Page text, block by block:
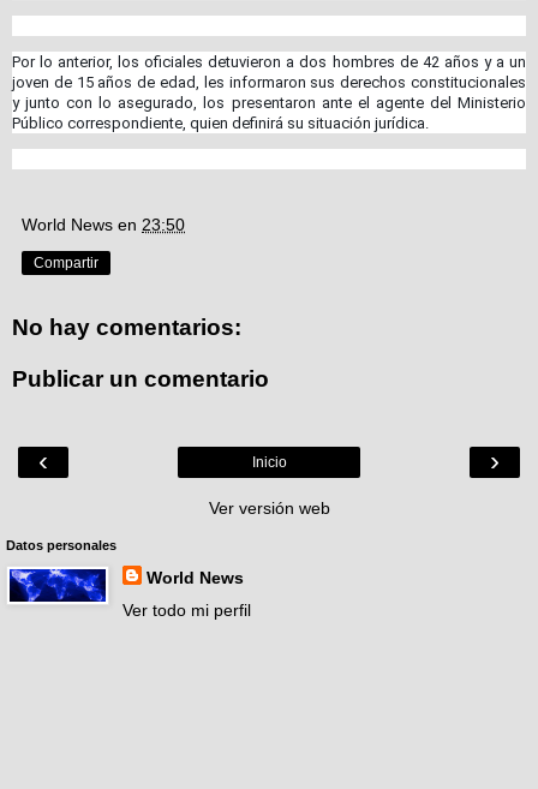
Por lo anterior, los oficiales detuvieron a dos hombres de 42 años y a un
joven de 15 años de edad, les informaron sus derechos constitucionales
y junto con lo asegurado, los presentaron ante el agente del Ministerio
Público correspondiente, quien definirá su situación jurídica.
World News en 23:50
Compartir
No hay comentarios:
Publicar un comentario
‹ ›
Inicio
Ver versión web
Datos personales
World News
Ver todo mi perfil